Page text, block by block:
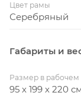
Цвет рамы
Серебряный
Габариты и
Размер в
95 х 199 х 220